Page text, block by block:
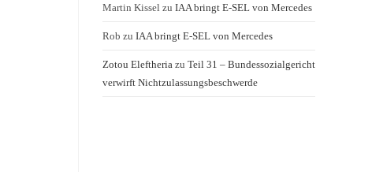
Martin Kissel zu IAA bringt E-SEL von Mercedes
Rob zu IAA bringt E-SEL von Mercedes
Zotou Eleftheria zu Teil 31 – Bundessozialgericht
verwirft Nichtzulassungsbeschwerde